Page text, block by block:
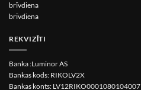
brīvdiena
brīvdiena
REKVIZĪTI
Banka :Luminor AS
Bankas kods: RIKOLV2X
Bankas konts: LV12RIKO0001080104007